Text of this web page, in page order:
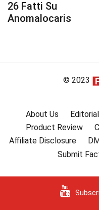
26 Fatti Su
Anomalocaris
© 2023
About Us
Product Review
Affiliate Disclosure
Submit